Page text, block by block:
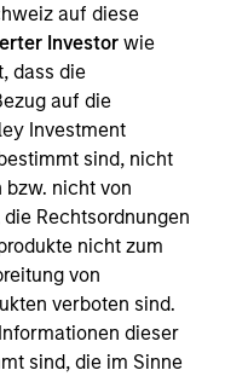
auf diese
Investor wie
dass die
auf die
Investment
sind, nicht
bzw. nicht von
Rechtsordnungen
nicht zum
von
verboten sind.
dieser
sind, die im Sinne
their high
long term. Analysis
opportunities and
are core parts
seeks to
with reduced
markets.